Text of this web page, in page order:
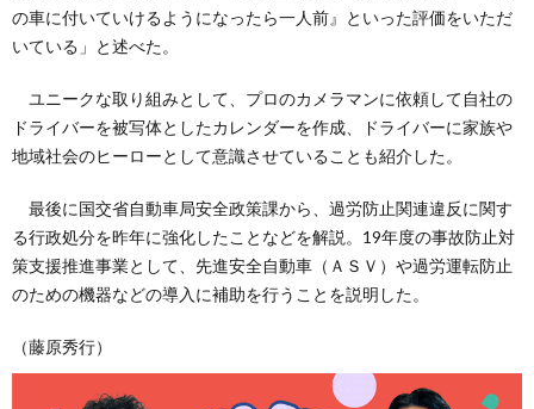
の車に付いていけるようになったら一人前』といった評価をいただ
いている」と述べた。
ユニークな取り組みとして、プロのカメラマンに依頼して自社の
ドライバーを被写体としたカレンダーを作成、ドライバーに家族や
地域社会のヒーローとして意識させていることも紹介した。
最後に国交省自動車局安全政策課から、過労防止関連違反に関す
る行政処分を昨年に強化したことなどを解説。19年度の事故防止対
策支援推進事業として、先進安全自動車（ＡＳＶ）や過労運転防止
のための機器などの導入に補助を行うことを説明した。
（藤原秀行）